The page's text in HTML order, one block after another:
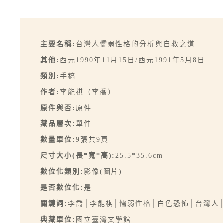
主要名稱: 台灣人懦弱性格的分析與自救之道
其他: 西元1990年11月15日/西元1991年5月8日
類別: 手稿
作者: 李能祺（李喬）
原件與否: 原件
藏品層次: 單件
數量單位: 9張共9頁
尺寸大小(長*寬*高): 25.5*35.6cm
數位化類別: 影像(圖片)
是否數位化: 是
關鍵詞: 李喬│李能棋│懦弱性格│白色恐怖│台灣人
典藏單位: 國立臺灣文學館